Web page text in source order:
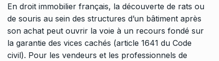
En droit immobilier français, la découverte de rats ou
de souris au sein des structures d’un bâtiment après
son achat peut ouvrir la voie à un recours fondé sur
la garantie des vices cachés (article 1641 du Code
civil). Pour les vendeurs et les professionnels de